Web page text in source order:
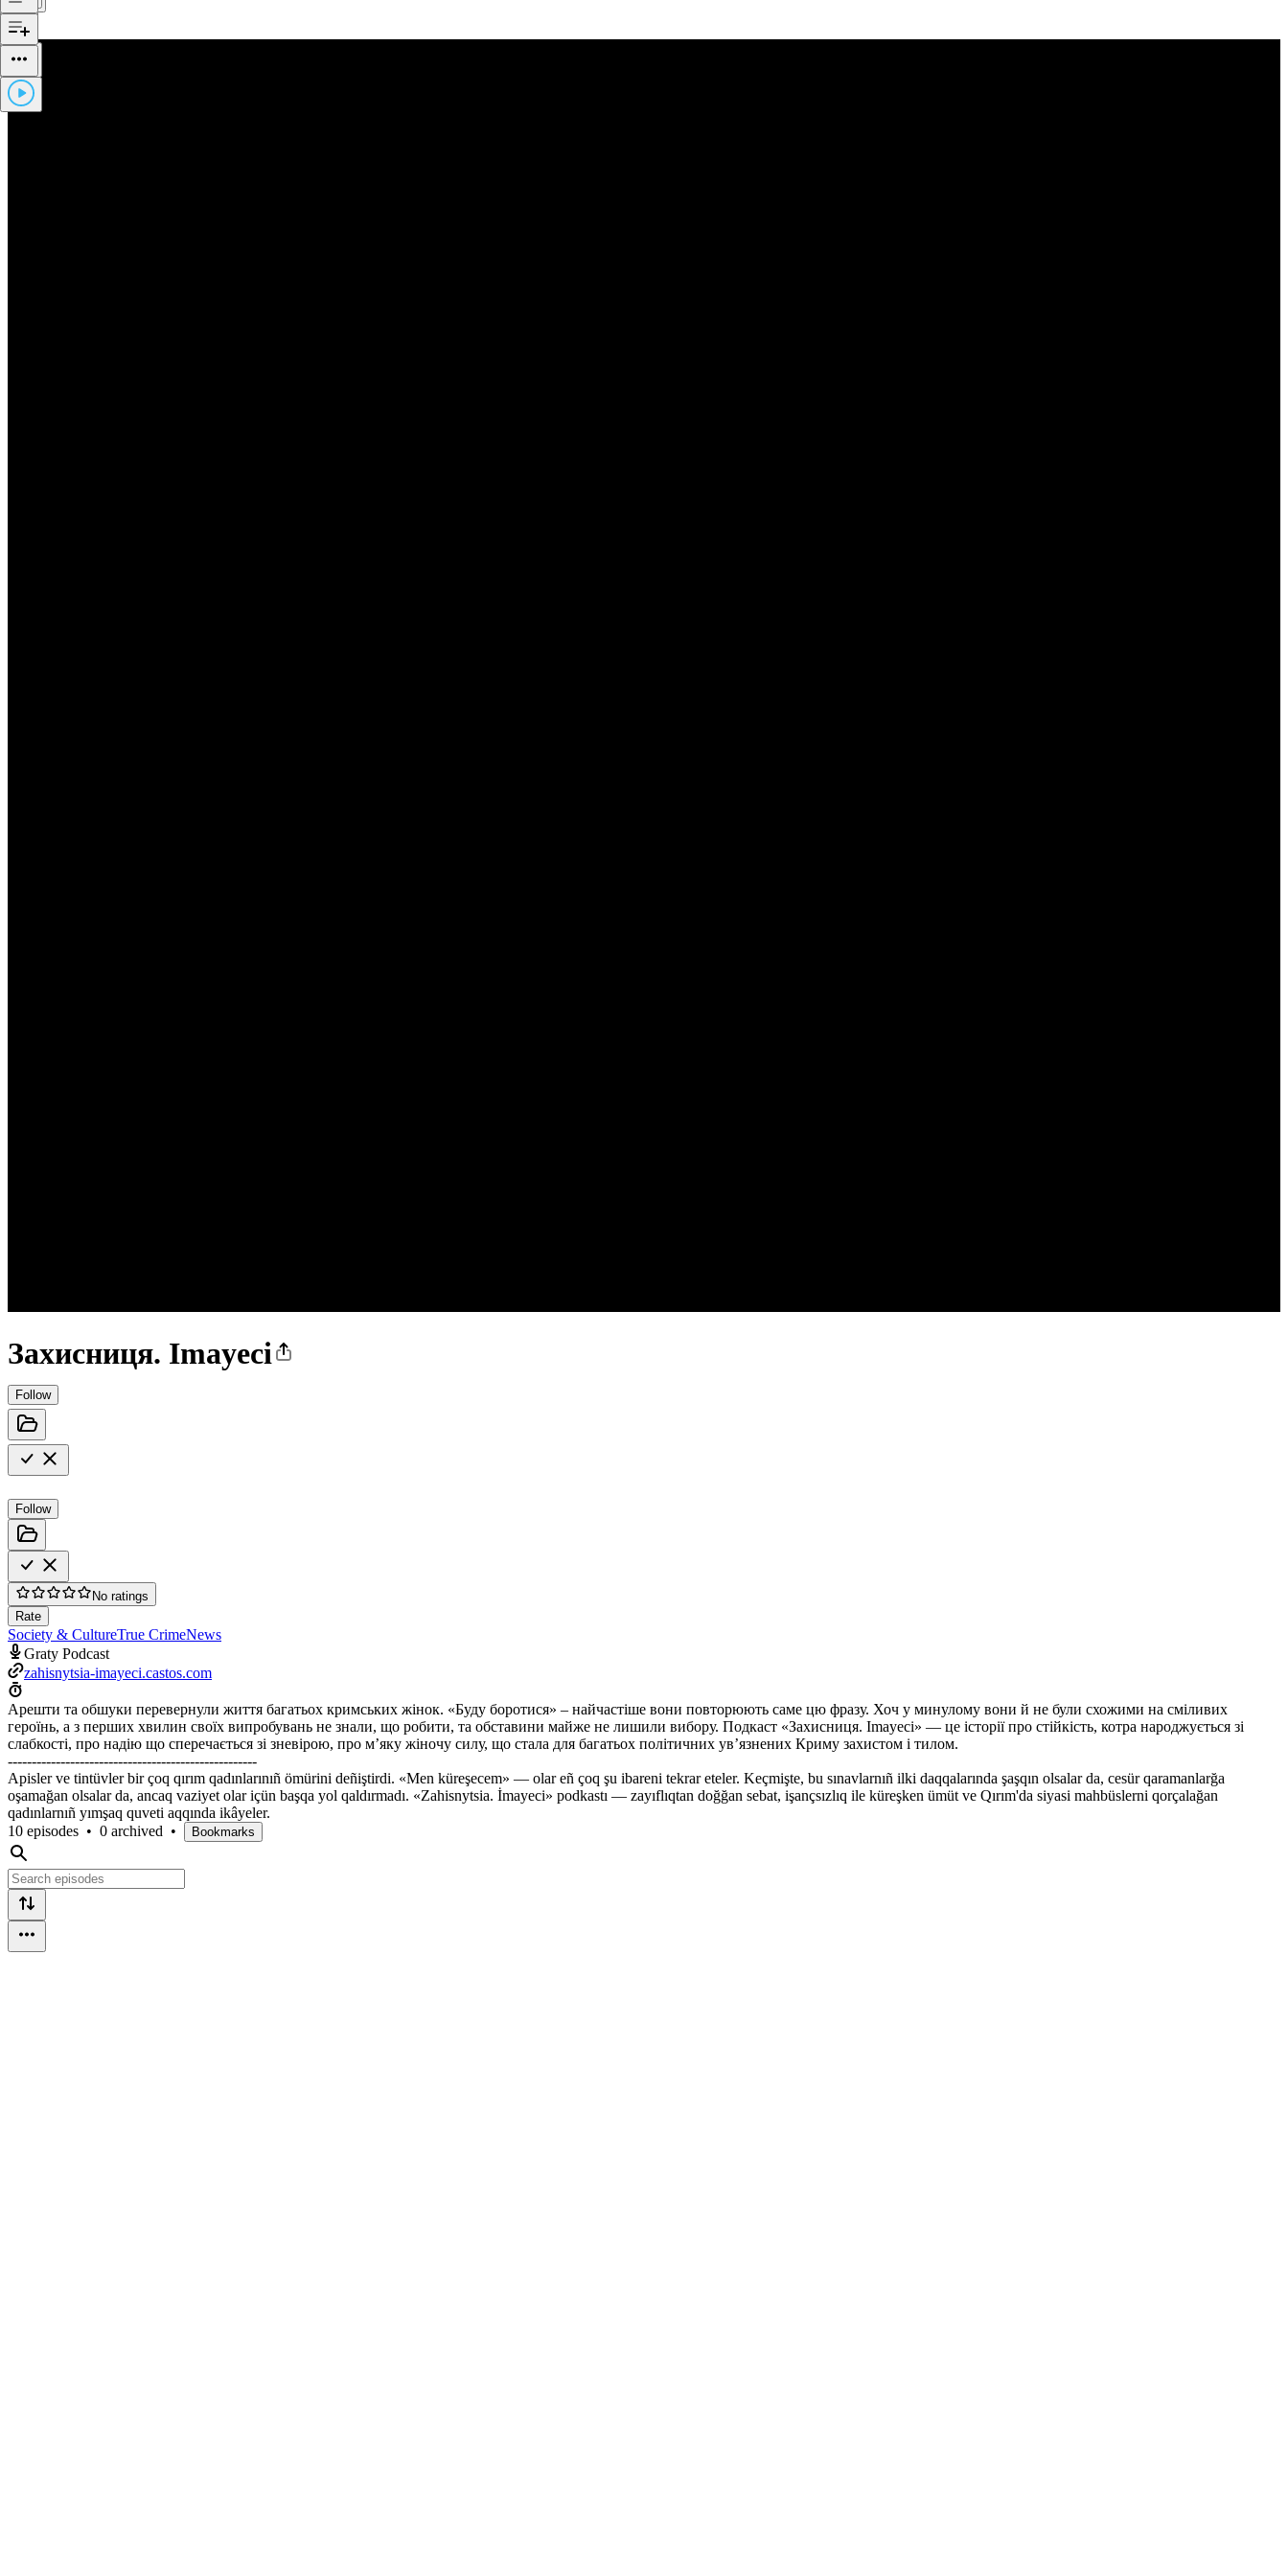
Захисниця. Imayeci
Follow
Follow
No ratings
Rate
Society & CultureTrue CrimeNews
Graty Podcast
zahisnytsia-imayeci.castos.com
Арешти та обшуки перевернули життя багатьох кримських жінок. «Буду боротися» – найчастіше вони повторюють саме цю фразу. Хоч у минулому вони й не були схожими на сміливих
героїнь, а з перших хвилин своїх випробувань не знали, що робити, та обставини майже не лишили вибору. Подкаст «Захисниця. Imayeci» — це історії про стійкість, котра народжується зі
слабкості, про надію що сперечається зі зневірою, про м’яку жіночу силу, що стала для багатьох політичних ув’язнених Криму захистом і тилом.
----------------------------------------------------
Apisler ve tintüvler bir çoq qırım qadınlarınıñ ömürini deñiştirdi. «Men küreşecem» — olar eñ çoq şu ibareni tekrar eteler. Keçmişte, bu sınavlarnıñ ilki daqqalarında şaşqın olsalar da, cesür qaramanlarğa
oşamağan olsalar da, ancaq vaziyet olar içün başqa yol qaldırmadı. «Zahisnytsia. İmayeci» podkastı — zayıflıqtan doğğan sebat, işançsızlıq ile küreşken ümüt ve Qırım'da siyasi mahbüslerni qorçalağan
qadınlarnıñ yımşaq quveti aqqında ikâyeler.
10 episodes • 0 archived • Bookmarks